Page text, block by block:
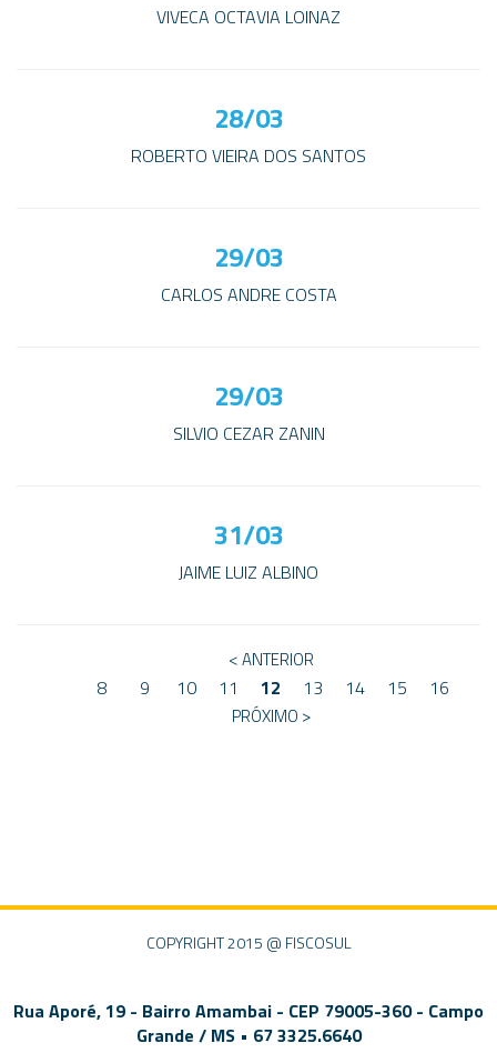
VIVECA OCTAVIA LOINAZ
28/03
ROBERTO VIEIRA DOS SANTOS
29/03
CARLOS ANDRE COSTA
29/03
SILVIO CEZAR ZANIN
31/03
JAIME LUIZ ALBINO
< ANTERIOR
8 9 10 11 12 13 14 15 16
PRÓXIMO >
COPYRIGHT 2015 @ FISCOSUL
Rua Aporé, 19 - Bairro Amambai - CEP 79005-360 - Campo
Grande / MS • 67 3325.6640